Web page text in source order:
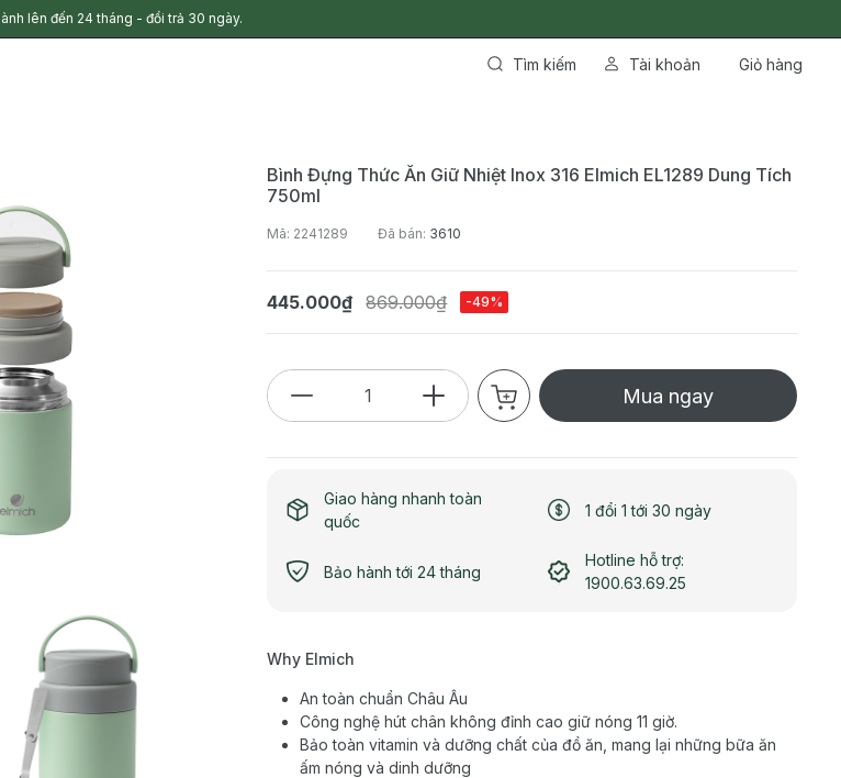
lên đến 24 tháng - đổi trả 30 ngày.
Tìm kiếm Tài khoản Giỏ hàng
Bình Đựng Thức Ăn Giữ Nhiệt Inox 316 Elmich EL1289 Dung Tích
750ml
Mã: 2241289 Đã bán: 3610
445.000₫ 869.000₫ -49%
Mua ngay
Giao hàng nhanh toàn
quốc
1 đổi 1 tới 30 ngày
Bảo hành tới 24 tháng
Hotline hỗ trợ:
1900.63.69.25
Why Elmich
An toàn chuẩn Châu Âu
Công nghệ hút chân không đỉnh cao giữ nóng 11 giờ.
Bảo toàn vitamin và dưỡng chất của đồ ăn, mang lại những bữa ăn
ấm nóng và dinh dưỡng